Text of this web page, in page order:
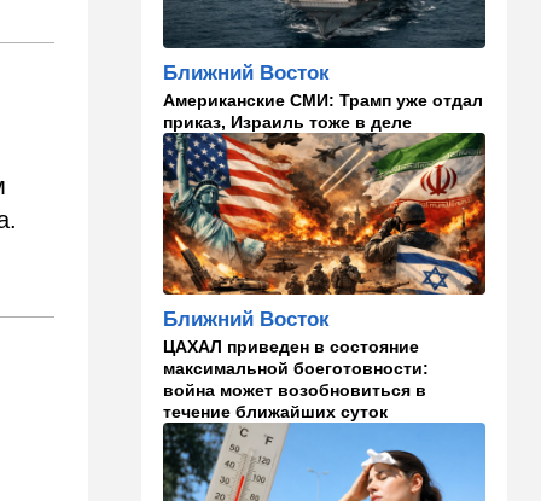
09:02 Недвижимость
Налог на аренду в Израиле:
владелец квартиры
09:01 В мире
Скандальная публикация
WP: один вопрос Трампа
поставил Хегсета в крайне
неудобное положение
01:30 Точка вкуса
оказалась полезна не только
для сердца
01:03 Израиль
Погода в Израиле на
четверг, 6 августа: в
некоторых районах
температура понизится
Ближний Восток
Американские СМИ: Трамп уже отдал
приказ, Израиль тоже в деле
Ближний Восток
ЦАХАЛ приведен в состояние
максимальной боеготовности:
война может возобновиться в
течение ближайших суток